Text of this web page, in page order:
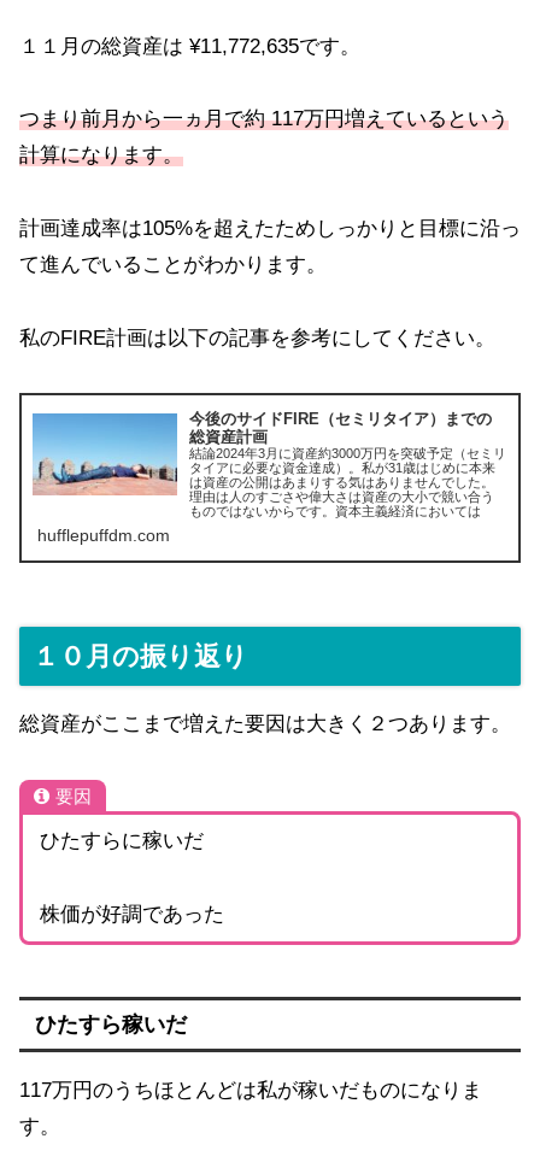
１１月の総資産は ¥11,772,635です。
つまり前月から一ヵ月で約 117万円増えているという
計算になります。
計画達成率は105%を超えたためしっかりと目標に沿っ
て進んでいることがわかります。
私のFIRE計画は以下の記事を参考にしてください。
今後のサイドFIRE（セミリタイア）までの
総資産計画
結論2024年3月に資産約3000万円を突破予定（セミリ
タイアに必要な資金達成）。私が31歳はじめに本来
は資産の公開はあまりする気はありませんでした。
理由は人のすごさや偉大さは資産の大小で競い合う
ものではないからです。資本主義経済においては
hufflepuffdm.com
１０月の振り返り
総資産がここまで増えた要因は大きく２つあります。
要因
ひたすらに稼いだ
株価が好調であった
ひたすら稼いだ
117万円のうちほとんどは私が稼いだものになりま
す。